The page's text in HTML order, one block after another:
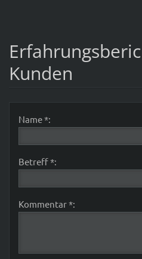
Kunden
Name *:
Betreff *:
Kommentar *: